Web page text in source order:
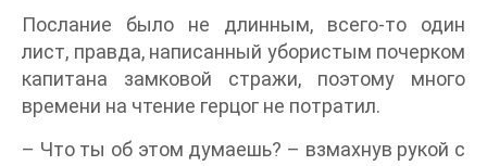
Послание было не длинным, всего-то один
лист, правда, написанный убористым почерком
капитана замковой стражи, поэтому много
времени на чтение герцог не потратил.
– Что ты об этом думаешь? – взмахнув рукой с